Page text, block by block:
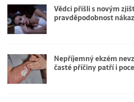
Vědci přišli s novým
pravděpodobnost
Nepříjemný ekzém
časté příčiny patří i